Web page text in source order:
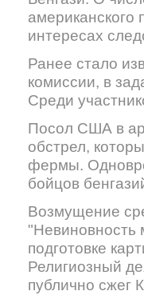
интересах
Ранее стало
комиссии, в
Среди
Посол США в
обстрел,
фермы.
бойцов
Возмущение
"Невиновность
подготовке
Религиозный
публично сжег